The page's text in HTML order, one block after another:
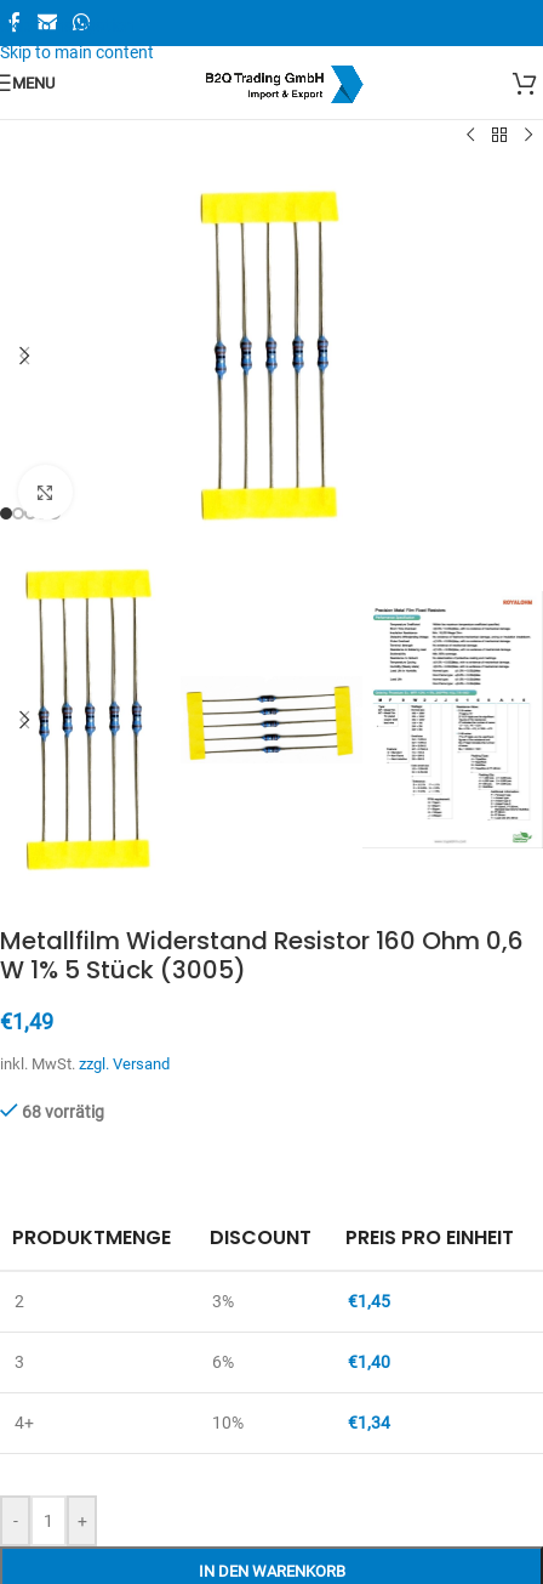
Skip to navigation
Skip to main content
MENU
Zum Vergrößern anklicken
Metallfilm Widerstand Resistor 160 Ohm 0,6
W 1% 5 Stück (3005)
€1,49
inkl. MwSt. zzgl. Versand
68 vorrätig
- +
IN DEN WARENKORB
PRODUKTMENGE DISCOUNT PREIS PRO EINHEIT
2 3% €1,45
3 6% €1,40
4+ 10% €1,34